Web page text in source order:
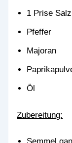
1 Prise Salz
Pfeffer
Majoran
Öl
Zubereitung: